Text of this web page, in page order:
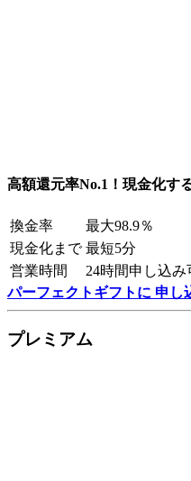
高額還元率No.1！現金化す
換金率
最大98.9％
現金化まで 最短5分
営業時間
24時間申し込み
パーフェクトギフトに 申し
プレミアム